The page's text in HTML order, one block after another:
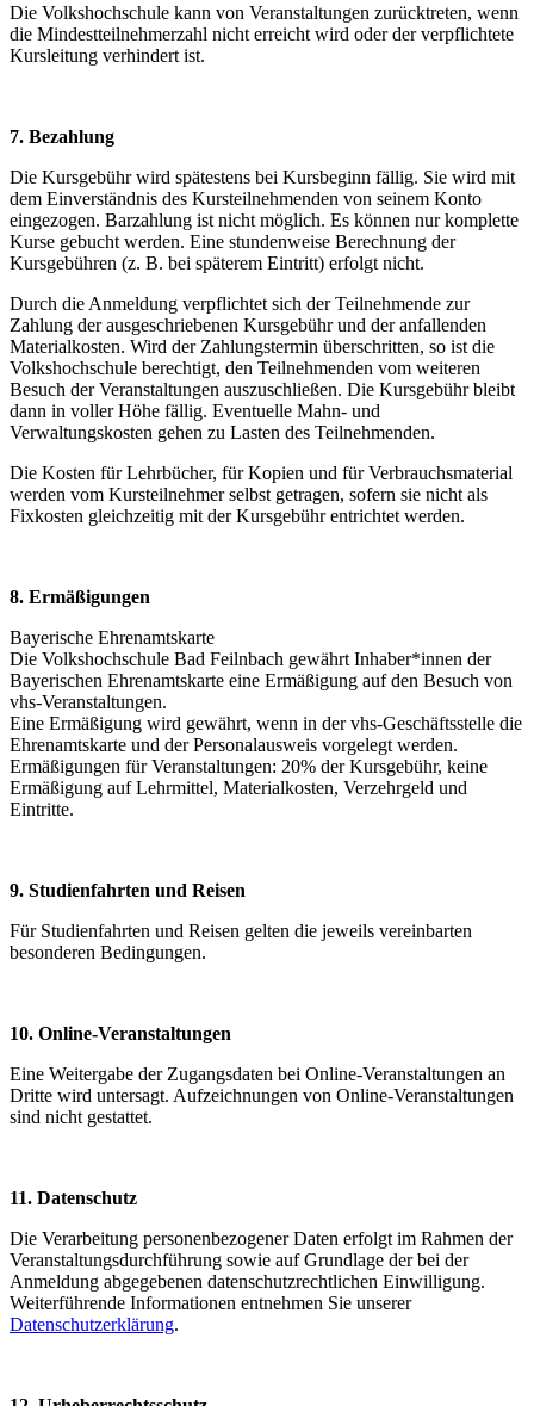
Die Volkshochschule kann von Veranstaltungen zurücktreten, wenn
die Mindestteilnehmerzahl nicht erreicht wird oder der verpflichtete
Kursleitung verhindert ist.
7. Bezahlung
Die Kursgebühr wird spätestens bei Kursbeginn fällig. Sie wird mit
dem Einverständnis des Kursteilnehmenden von seinem Konto
eingezogen. Barzahlung ist nicht möglich. Es können nur komplette
Kurse gebucht werden. Eine stundenweise Berechnung der
Kursgebühren (z. B. bei späterem Eintritt) erfolgt nicht.
Durch die Anmeldung verpflichtet sich der Teilnehmende zur
Zahlung der ausgeschriebenen Kursgebühr und der anfallenden
Materialkosten. Wird der Zahlungstermin überschritten, so ist die
Volkshochschule berechtigt, den Teilnehmenden vom weiteren
Besuch der Veranstaltungen auszuschließen. Die Kursgebühr bleibt
dann in voller Höhe fällig. Eventuelle Mahn- und
Verwaltungskosten gehen zu Lasten des Teilnehmenden.
Die Kosten für Lehrbücher, für Kopien und für Verbrauchsmaterial
werden vom Kursteilnehmer selbst getragen, sofern sie nicht als
Fixkosten gleichzeitig mit der Kursgebühr entrichtet werden.
8. Ermäßigungen
Bayerische Ehrenamtskarte
Die Volkshochschule Bad Feilnbach gewährt Inhaber*innen der
Bayerischen Ehrenamtskarte eine Ermäßigung auf den Besuch von
vhs-Veranstaltungen.
Eine Ermäßigung wird gewährt, wenn in der vhs-Geschäftsstelle die
Ehrenamtskarte und der Personalausweis vorgelegt werden.
Ermäßigungen für Veranstaltungen: 20% der Kursgebühr, keine
Ermäßigung auf Lehrmittel, Materialkosten, Verzehrgeld und
Eintritte.
9. Studienfahrten und Reisen
Für Studienfahrten und Reisen gelten die jeweils vereinbarten
besonderen Bedingungen.
10. Online-Veranstaltungen
Eine Weitergabe der Zugangsdaten bei Online-Veranstaltungen an
Dritte wird untersagt. Aufzeichnungen von Online-Veranstaltungen
sind nicht gestattet.
11. Datenschutz
Die Verarbeitung personenbezogener Daten erfolgt im Rahmen der
Veranstaltungsdurchführung sowie auf Grundlage der bei der
Anmeldung abgegebenen datenschutzrechtlichen Einwilligung.
Weiterführende Informationen entnehmen Sie unserer
Datenschutzerklärung.